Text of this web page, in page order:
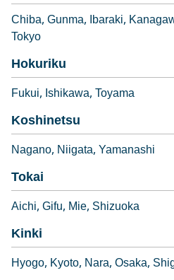
Chiba Gunma Ibaraki
Tokyo
Hokuriku
Fukui Ishikawa Toyama
Koshinetsu
Nagano Niigata Yamanashi
Tokai
Aichi Gifu Mie Shizuoka
Kinki
Hyogo Kyoto Nara Osaka